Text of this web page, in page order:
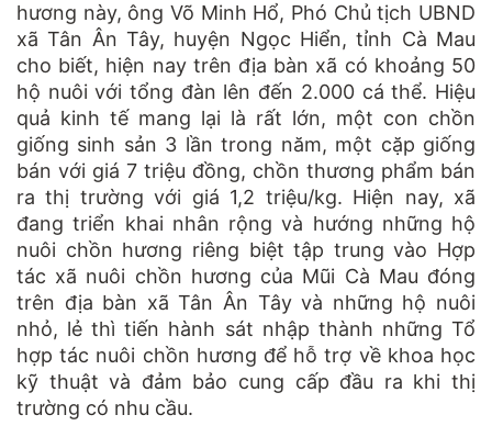
hương này, ông Võ Minh Hổ, Phó Chủ tịch UBND
xã Tân Ân Tây, huyện Ngọc Hiển, tỉnh Cà Mau
cho biết, hiện nay trên địa bàn xã có khoảng 50
hộ nuôi với tổng đàn lên đến 2.000 cá thể. Hiệu
quả kinh tế mang lại là rất lớn, một con chồn
giống sinh sản 3 lần trong năm, một cặp giống
bán với giá 7 triệu đồng, chồn thương phẩm bán
ra thị trường với giá 1,2 triệu/kg. Hiện nay, xã
đang triển khai nhân rộng và hướng những hộ
nuôi chồn hương riêng biệt tập trung vào Hợp
tác xã nuôi chồn hương của Mũi Cà Mau đóng
trên địa bàn xã Tân Ân Tây và những hộ nuôi
nhỏ, lẻ thì tiến hành sát nhập thành những Tổ
hợp tác nuôi chồn hương để hỗ trợ về khoa học
kỹ thuật và đảm bảo cung cấp đầu ra khi thị
trường có nhu cầu.